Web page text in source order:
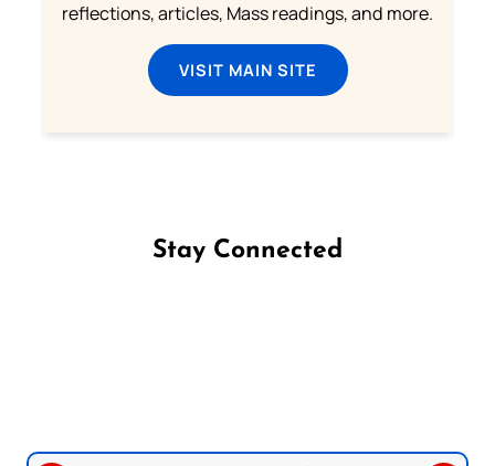
reflections, articles, Mass readings, and more.
VISIT MAIN SITE
Stay Connected